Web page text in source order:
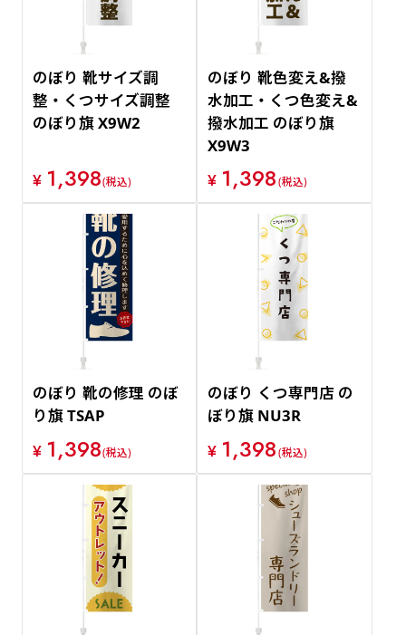
のぼり 靴サイズ調
整・くつサイズ調整
のぼり旗 X9W2
¥ 1,398(税込)
のぼり 靴色変え&撥
水加工・くつ色変え&
撥水加工 のぼり旗
X9W3
¥ 1,398(税込)
のぼり 靴の修理 のぼ
り旗 TSAP
¥ 1,398(税込)
のぼり くつ専門店 の
ぼり旗 NU3R
¥ 1,398(税込)